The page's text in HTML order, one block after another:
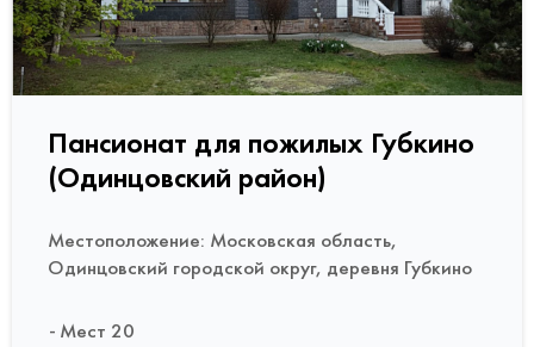
Пансионат для пожилых Губкино
(Одинцовский район)
Местоположение: Московская область,
Одинцовский городской округ, деревня Губкино
Мест 20